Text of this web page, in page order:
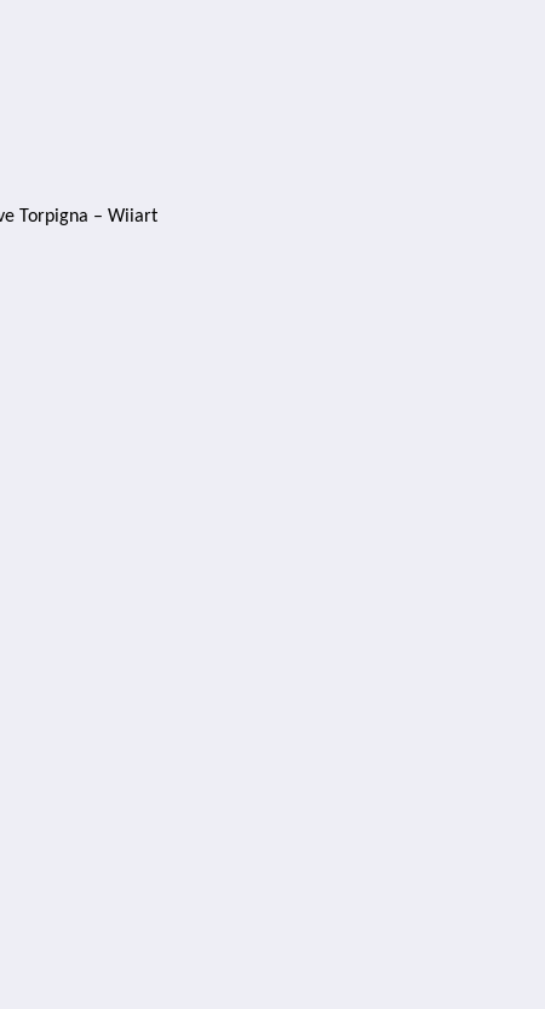
Torpigna – Wiiart